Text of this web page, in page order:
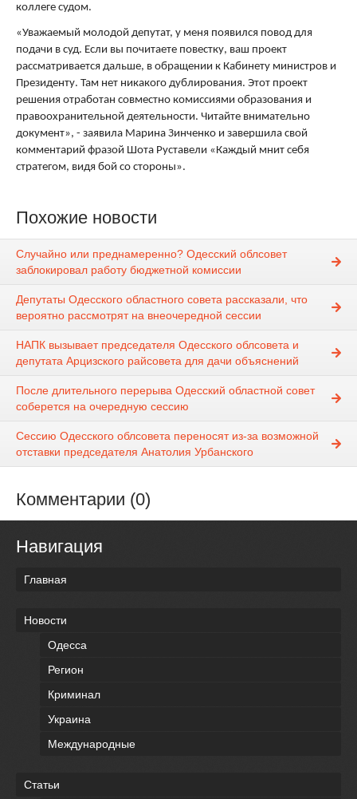
коллеге судом.
«Уважаемый молодой депутат, у меня появился повод для
подачи в суд. Если вы почитаете повестку, ваш проект
рассматривается дальше, в обращении к Кабинету министров и
Президенту. Там нет никакого дублирования. Этот проект
решения отработан совместно комиссиями образования и
правоохранительной деятельности. Читайте внимательно
документ», - заявила Марина Зинченко и завершила свой
комментарий фразой Шота Руставели «Каждый мнит себя
стратегом, видя бой со стороны».
Похожие новости
Случайно или преднамеренно? Одесский облсовет
заблокировал работу бюджетной комиссии
Депутаты Одесского областного совета рассказали, что
вероятно рассмотрят на внеочередной сессии
НАПК вызывает председателя Одесского облсовета и
депутата Арцизского райсовета для дачи объяснений
После длительного перерыва Одесский областной совет
соберется на очередную сессию
Сессию Одесского облсовета переносят из-за возможной
отставки председателя Анатолия Урбанского
Комментарии (0)
Навигация
Главная
Новости
Одесса
Регион
Криминал
Украина
Международные
Статьи